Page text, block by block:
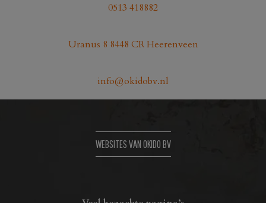
0513 418882
Uranus 8 8448 CR Heerenveen
info@okidobv.nl
WEBSITES VAN OKIDO BV